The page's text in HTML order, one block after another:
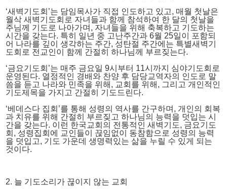
‘새벽기도회’는 담임목사가 직접 인도하고 있고, 매월 첫날은
월삭 새벽기도회로 자녀들과 함께 참석하여 한 달의 첫날을
주님께 기도로 나아가며, 자녀들을 위해 축복하고 기도하는
시간을 갖는다. 특히 일년 중 고난주간과 6월 25일이 포함되
어 나라를 깊이 생각하는 주간, 성탄절 주간에는 특별새벽기
도회로 전교인이 함께 간절히 하나님께 부르짖는다.
‘금요기도회’는 매주 금요일 9시부터 11시까지 심야기도회로
운영된다. 열정적인 경배와 찬양 후 담당교역자의 인도로 말
씀을 듣고 나라와 민족을 위해, 교회를 위해, 그리고 개인적인
기도제목을 가지고 간절히 기도드린다.
‘베데스다 집회’를 통해 성령의 역사를 간구하며, 개인의 회복
과 치유를 위해 간절히 부르짖고 하나님의 능력을 덧입는 시
간을 갖는다. 이런 한국교회의 전통적인 새벽기도, 금요기도
회, 성령집회에 교인들이 끊임없이 동참함으로 성령의 능력
을 덧입고, 기도 가운데 생명력있는 삶을 누릴 수 있게 되는
것이다.
2. 늘 기도소리가 끊이지 않는 교회